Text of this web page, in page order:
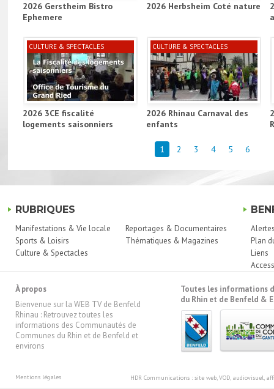
2026 Gerstheim Bistro
Ephemere
2026 Herbsheim Coté nature
CULTURE & SPECTACLES
2026 3CE fiscalité
logements saisonniers
CULTURE & SPECTACLES
2026 Rhinau Carnaval des
enfants
1 2 3 4 5 6
RUBRIQUES
Manifestations & Vie locale
Sports & Loisirs
Culture & Spectacles
Reportages & Documentaires
Thématiques & Magazines
Plan
Liens
À propos
Bienvenue sur la WEB TV de Benfeld
Rhinau : Retrouvez toutes les
informations des Communautés de
Communes du Rhin et de Benfeld et
environs
Toutes les informations
du Rhin et de Benfeld &
Mentions légales HDR Communications : site web, VOD, audiovisuel,